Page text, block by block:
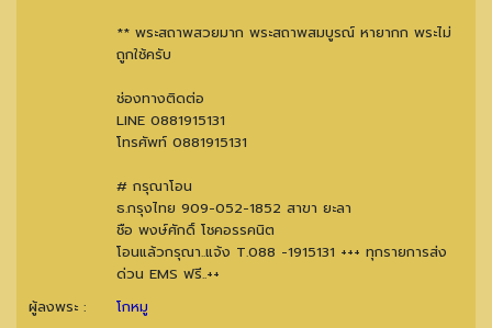
** พระสถาพสวยมาก พระสถาพสมบูรณ์ หายากก พระไม่
ถูกใช้ครับ
ช่องทางติดต่อ
LINE 0881915131
โทรศัพท์ 0881915131
# กรุณาโอน
ธ.กรุงไทย 909-052-1852 สาขา ยะลา
ชือ พงษ์ศักดิ์ โชคอรรคนิต
โอนแล้วกรุณา..แจ้ง T.088 -1915131 +++ ทุกรายการส่ง
ด่วน EMS ฟรี..++
ผู้ลงพระ :
โกหมู